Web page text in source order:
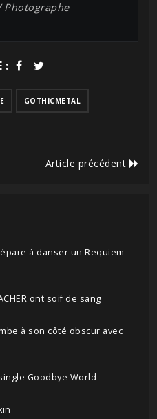
Photographe
:
GOTHICMETAL
Article précédent
à danser un Requiem
ont soif de sang
à son côté obscur avec
Goodbye World